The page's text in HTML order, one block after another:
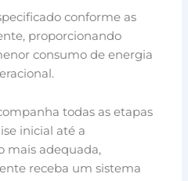
conforme as
proporcionando
consumo de energia
todas as etapas
inicial até a
mais adequada,
receba um sistema